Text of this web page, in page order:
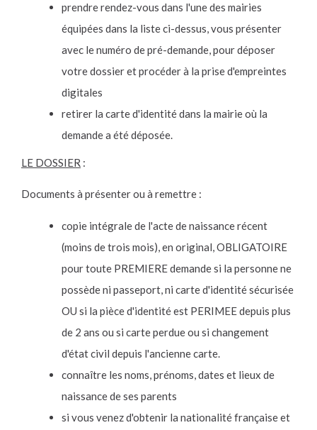
prendre rendez-vous dans l'une des mairies
équipées dans la liste ci-dessus, vous présenter
avec le numéro de pré-demande, pour déposer
votre dossier et procéder à la prise d'empreintes
digitales
retirer la carte d'identité dans la mairie où la
demande a été déposée.
LE DOSSIER :
Documents à présenter ou à remettre :
copie intégrale de l'acte de naissance récent
(moins de trois mois), en original, OBLIGATOIRE
pour toute PREMIERE demande si la personne ne
possède ni passeport, ni carte d'identité sécurisée
OU si la pièce d'identité est PERIMEE depuis plus
de 2 ans ou si carte perdue ou si changement
d'état civil depuis l'ancienne carte.
connaître les noms, prénoms, dates et lieux de
naissance de ses parents
si vous venez d'obtenir la nationalité française et